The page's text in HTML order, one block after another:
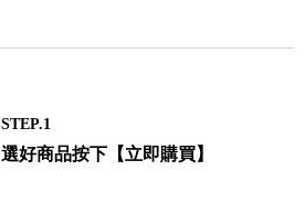
STEP.1
選好商品按下【立即購買】